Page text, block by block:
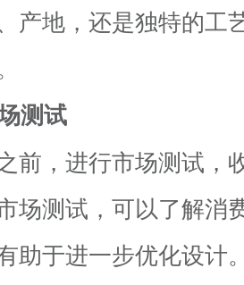
产地，还是独特的工
测试
前，进行市场测试，
场测试，可以了解消
助于进一步优化设计